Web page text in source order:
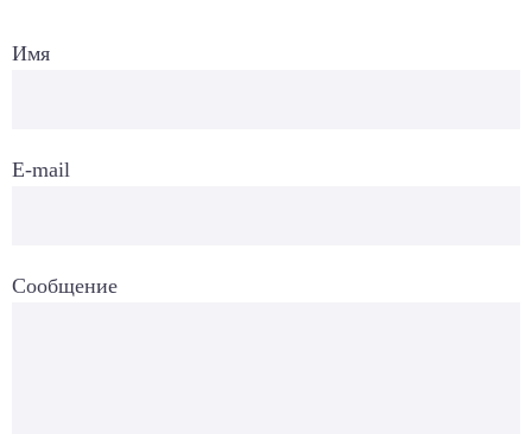
Имя
E-mail
Сообщение